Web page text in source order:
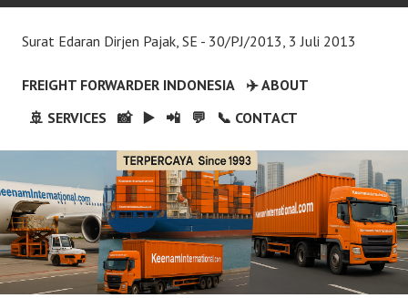
Surat Edaran Dirjen Pajak, SE - 30/PJ/2013, 3 Juli 2013
FREIGHT FORWARDER INDONESIA
✈️ ABOUT
🚢 SERVICES
📸 ▶️ 📲 💬 📞 CONTACT